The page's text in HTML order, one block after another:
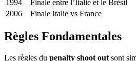
1994
Finale entre l’Italie et le Brésil
2006
Finale Italie vs France
Règles Fondamentales
Les règles du penalty shoot out sont